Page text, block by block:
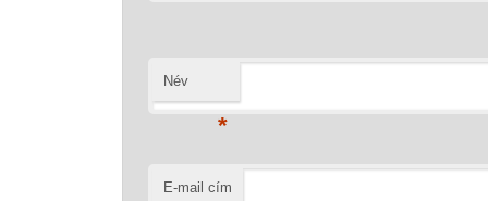
Név
*
E-mail cím